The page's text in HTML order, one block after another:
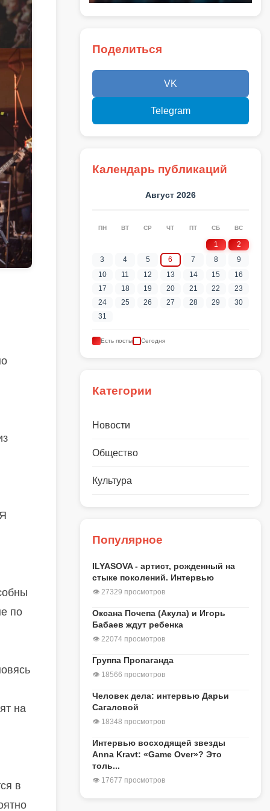
по
на
в
Поделиться
VK
Telegram
Календарь публикаций
Август 2026
ПН ВТ СР ЧТ ПТ СБ ВС
1
2
3
4 5 6 7 8
9
10
11 12 13 14 15
16
17
18 19 20 21 22
23
24
25 26 27 28 29
30
31
Есть посты Сегодня
Категории
Новости
Общество
Культура
Популярное
ILYASOVA - артист, рожденный на
стыке поколений. Интервью
👁 27329 просмотров
Оксана Почепа (Акула) и Игорь
Бабаев ждут ребенка
👁 22074 просмотров
Группа Пропаганда
👁 18566 просмотров
Человек дела: интервью Дарьи
Сагаловой
👁 18348 просмотров
Интервью восходящей звезды
Anna Kravt: «Game Over»? Это
толь...
👁 17677 просмотров